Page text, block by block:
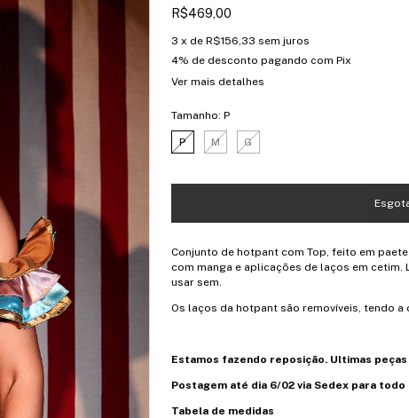
R$469,00
3 x de R$156,33 sem juros
4% de desconto pagando com Pix
Ver mais detalhes
Tamanho: P
P M G
Conjunto de hotpant com Top, feito em
com manga e aplicações de laços em
usar sem.
Os laços da hotpant são removíveis, tendo
Estamos fazendo reposição. Ultimas
Postagem até dia 6/02 via Sedex para todo
Tabela de medidas